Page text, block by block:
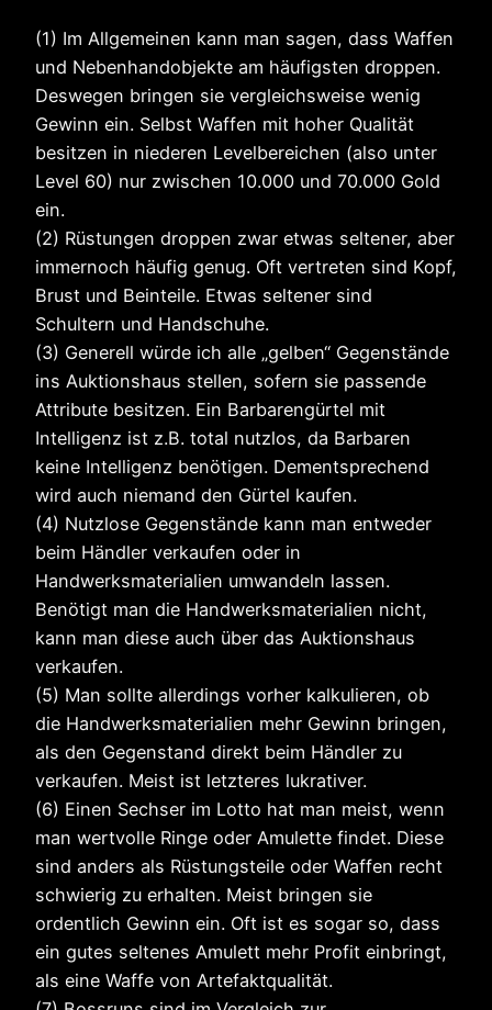
(1) Im Allgemeinen kann man sagen, dass Waffen
und Nebenhandobjekte am häufigsten droppen.
Deswegen bringen sie vergleichsweise wenig
Gewinn ein. Selbst Waffen mit hoher Qualität
besitzen in niederen Levelbereichen (also unter
Level 60) nur zwischen 10.000 und 70.000 Gold
ein.
(2) Rüstungen droppen zwar etwas seltener, aber
immernoch häufig genug. Oft vertreten sind Kopf,
Brust und Beinteile. Etwas seltener sind
Schultern und Handschuhe.
(3) Generell würde ich alle „gelben“ Gegenstände
ins Auktionshaus stellen, sofern sie passende
Attribute besitzen. Ein Barbarengürtel mit
Intelligenz ist z.B. total nutzlos, da Barbaren
keine Intelligenz benötigen. Dementsprechend
wird auch niemand den Gürtel kaufen.
(4) Nutzlose Gegenstände kann man entweder
beim Händler verkaufen oder in
Handwerksmaterialien umwandeln lassen.
Benötigt man die Handwerksmaterialien nicht,
kann man diese auch über das Auktionshaus
verkaufen.
(5) Man sollte allerdings vorher kalkulieren, ob
die Handwerksmaterialien mehr Gewinn bringen,
als den Gegenstand direkt beim Händler zu
verkaufen. Meist ist letzteres lukrativer.
(6) Einen Sechser im Lotto hat man meist, wenn
man wertvolle Ringe oder Amulette findet. Diese
sind anders als Rüstungsteile oder Waffen recht
schwierig zu erhalten. Meist bringen sie
ordentlich Gewinn ein. Oft ist es sogar so, dass
ein gutes seltenes Amulett mehr Profit einbringt,
als eine Waffe von Artefaktqualität.